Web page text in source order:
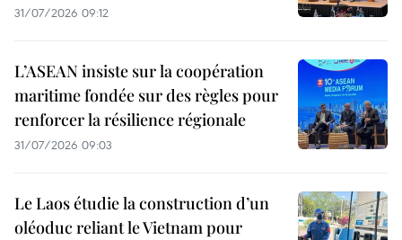
31/07/2026 09:12
L’ASEAN insiste sur la coopération
maritime fondée sur des règles pour
renforcer la résilience régionale
31/07/2026 09:03
Le Laos étudie la construction d’un
oléoduc reliant le Vietnam pour